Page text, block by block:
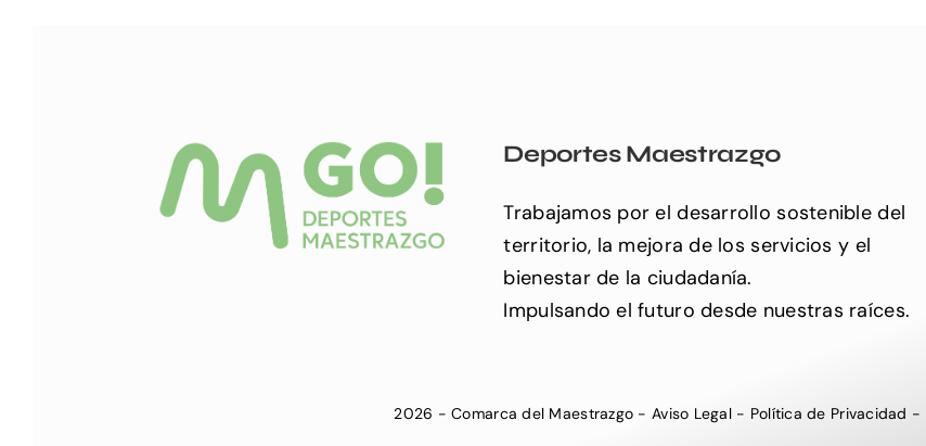
Deportes Maestrazgo
Trabajamos por el desarrollo sostenible del
territorio, la mejora de los servicios y el
bienestar de la ciudadanía.
Impulsando el futuro desde nuestras raíces.
2026 -Comarca del Maestrazgo - Aviso Legal- Política de Privacidad -